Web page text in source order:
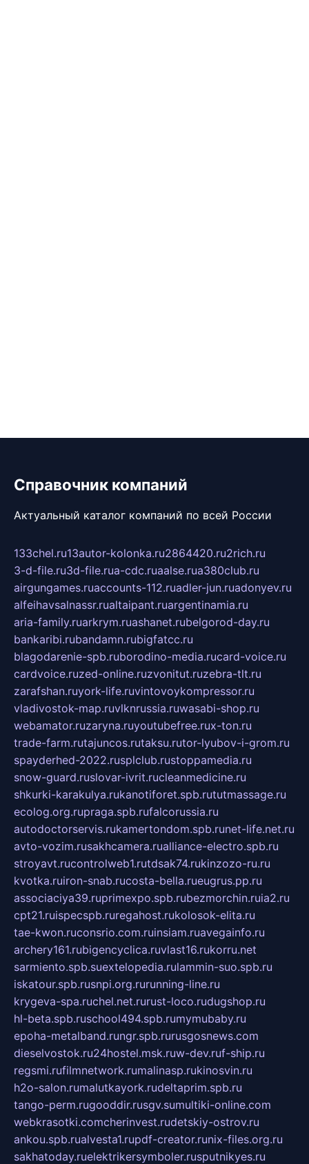
Справочник компаний
Актуальный каталог компаний по всей России
133chel.ru13autor-kolonka.ru2864420.ru2rich.ru
3-d-file.ru3d-file.rua-cdc.ruaalse.rua380club.ru
airgungames.ruaccounts-112.ruadler-jun.ruadonyev.ru
alfeihavsalnassr.rualtaipant.ruargentinamia.ru
aria-family.ruarkrym.ruashanet.rubelgorod-day.ru
bankaribi.rubandamn.rubigfatcc.ru
blagodarenie-spb.ruborodino-media.rucard-voice.ru
cardvoice.ruzed-online.ruzvonitut.ruzebra-tlt.ru
zarafshan.ruyork-life.ruvintovoykompressor.ru
vladivostok-map.ruvlknrussia.ruwasabi-shop.ru
webamator.ruzaryna.ruyoutubefree.rux-ton.ru
trade-farm.rutajuncos.rutaksu.rutor-lyubov-i-grom.ru
spayderhed-2022.rusplclub.rustoppamedia.ru
snow-guard.ruslovar-ivrit.rucleanmedicine.ru
shkurki-karakulya.rukanotiforet.spb.rututmassage.ru
ecolog.org.rupraga.spb.rufalcorussia.ru
autodoctorservis.rukamertondom.spb.runet-life.net.ru
avto-vozim.rusakhcamera.rualliance-electro.spb.ru
stroyavt.rucontrolweb1.rutdsak74.rukinzozo-ru.ru
kvotka.ruiron-snab.rucosta-bella.rueugrus.pp.ru
associaciya39.ruprimexpo.spb.rubezmorchin.ruia2.ru
cpt21.ruispecspb.ruregahost.rukolosok-elita.ru
tae-kwon.ruconsrio.com.ruinsiam.ruavegainfo.ru
archery161.rubigencyclica.ruvlast16.rukorru.net
sarmiento.spb.suextelopedia.rulammin-suo.spb.ru
iskatour.spb.rusnpi.org.rurunning-line.ru
krygeva-spa.ruchel.net.rurust-loco.rudugshop.ru
hl-beta.spb.ruschool494.spb.rumymubaby.ru
epoha-metalband.rungr.spb.rurusgosnews.com
dieselvostok.ru24hostel.msk.ruw-dev.ruf-ship.ru
regsmi.rufilmnetwork.rumalinasp.rukinosvin.ru
h2o-salon.rumalutkayork.rudeltaprim.spb.ru
tango-perm.rugooddir.rusgv.sumultiki-online.com
webkrasotki.comcherinvest.rudetskiy-ostrov.ru
ankou.spb.rualvesta1.rupdf-creator.runix-files.org.ru
sakhatoday.ruelektrikersymboler.rusputnikyes.ru